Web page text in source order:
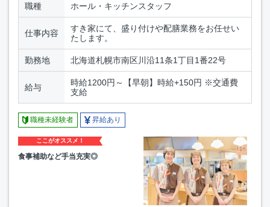
職種 ホール・キッチンスタッフ
仕事内容
すき家にて、盛り付けや配膳業務をお任せい
たします。
勤務地 北海道札幌市南区川沿11条1丁目1番22号
給与
時給1200円～【早朝】時給+150円 ※交通費
支給
職種未経験者 昇給あり
ここがオススメ！
食事補助など手当充実◎